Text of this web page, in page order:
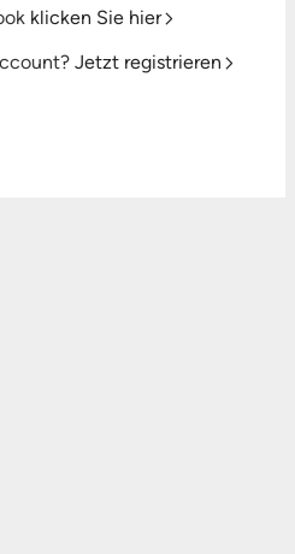
klicken Sie hier
Jetzt registrieren